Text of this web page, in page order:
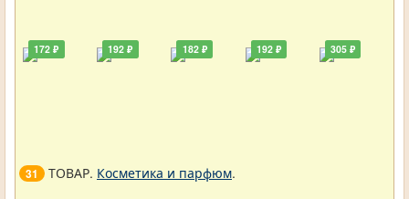
172 ₽ 192 ₽ 182 ₽ 192 ₽ 305 ₽
31 ТОВАР. Косметика и парфюм.